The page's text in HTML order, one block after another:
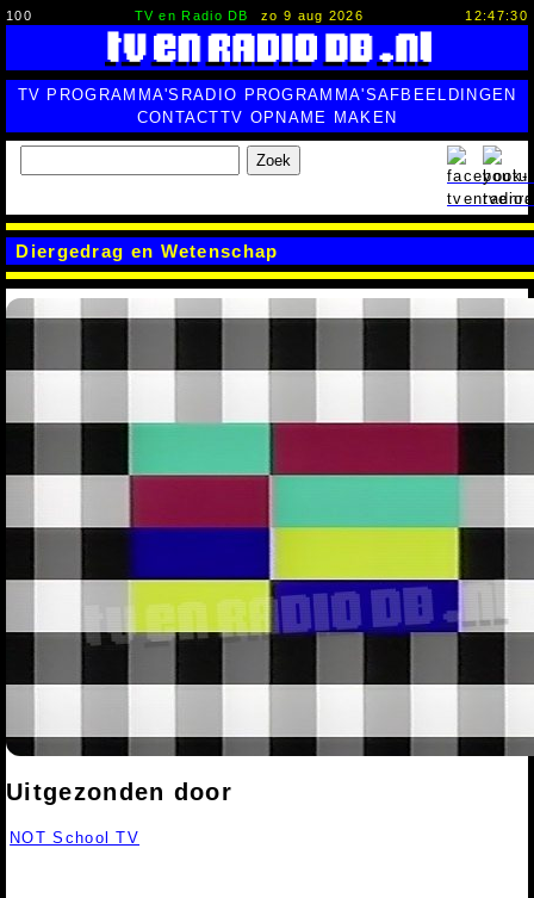
100 TV en Radio DB zo 9 aug 2026 12:47:31
TV PROGRAMMA'S RADIO PROGRAMMA'SAFBEELDINGEN
CONTACTTV OPNAME MAKEN
Zoek
Diergedrag en Wetenschap
Uitgezonden door
NOT School TV